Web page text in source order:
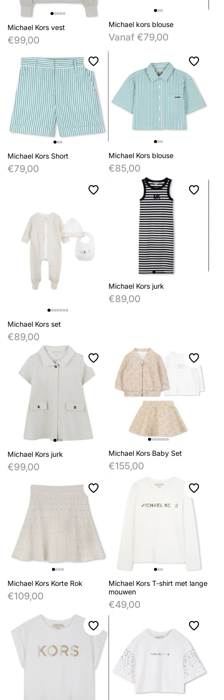
Michael Kors vest
€99,00
Michael kors blouse
Vanaf €79,00
Michael Kors Short
€79,00
Michael Kors blouse
€85,00
Michael Kors set
€89,00
Michael Kors jurk
€89,00
Michael Kors jurk
€99,00
Michael Kors Baby Set
€155,00
Michael Kors Korte Rok
€109,00
Michael Kors T-shirt met lange
mouwen
€49,00